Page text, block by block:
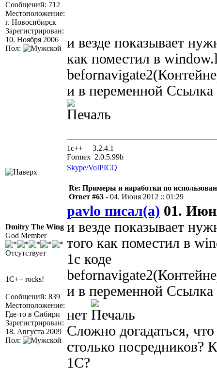
Сообщений: 712
Местоположение:
г. Новосибирск
Зарегистрирован:
10. Ноября 2006
Пол:
и везде показывает
как поместил в
и в переменной Ссылка
1с++ 3.2.4.1
Formex 2.0.5.99b
Skype/VoIPICQ
Dmitry The Wing
God Member
Отсутствует
1C++ rocks!
Сообщений: 839
Местоположение:
Где-то в Сибири
Зарегистрирован:
18. Августа 2009
Пол:
Re: Примеры и наработки по
Ответ #63 - 04. Июня 2012 :: 01:29
pavlo писал(а) 01.
и везде показывает
того как поместил в
1с коде
и в переменной Ссылка
нет
Сложно догадаться,
столько посредников?
1С?